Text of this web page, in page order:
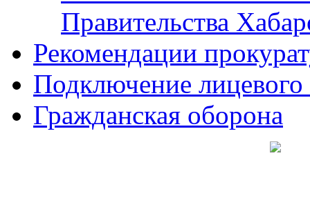
Правительства
Рекомендации
Подключение
Гражданская оборона